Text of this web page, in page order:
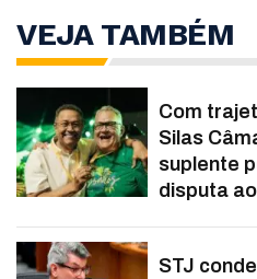
VEJA TAMBÉM
Com
Silas
suplente
disputa
STJ